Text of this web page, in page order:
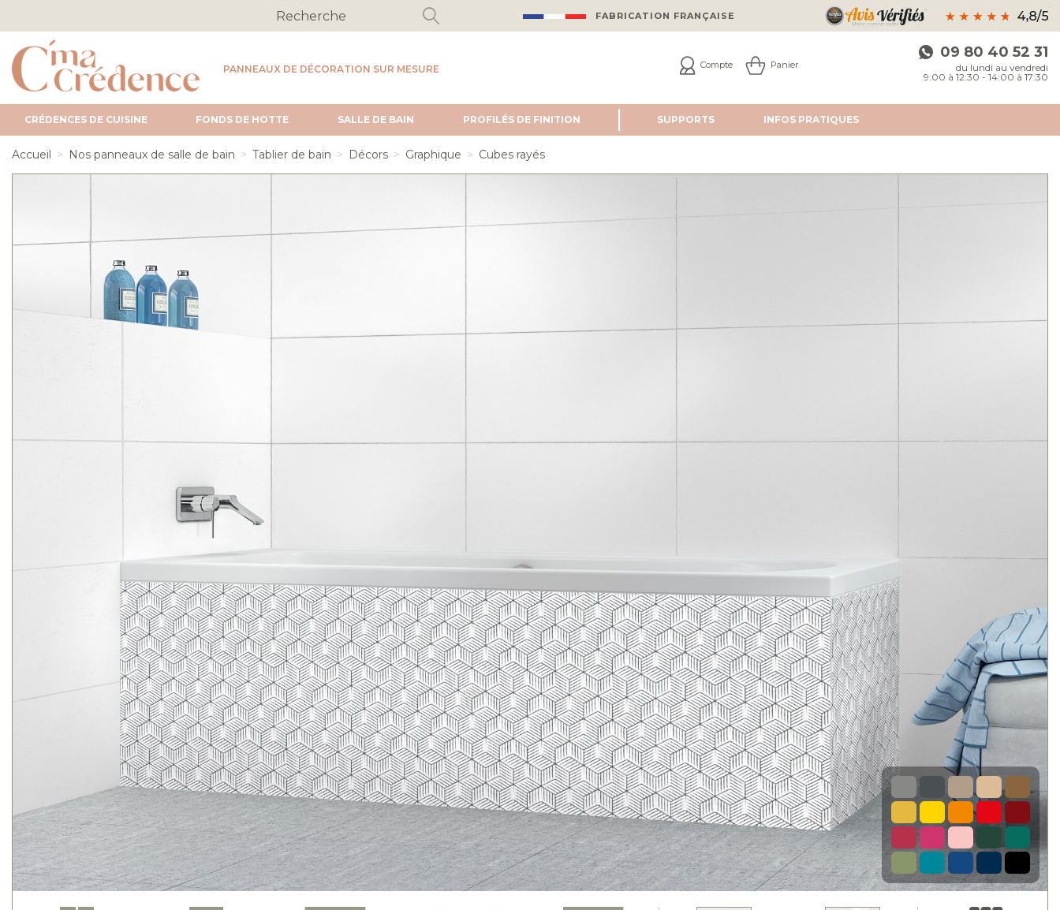
FABRICATION FRANÇAISE
PANNEAUX DE DÉCORATION SUR MESURE Compte Panier
09 80 40 52 31
du lundi au vendredi
9:00 à 12:30 - 14:00 à 17:30
CRÉDENCES DE CUISINE FONDS DE HOTTE SALLE DE BAIN PROFILÉS DE FINITION SUPPORTS INFOSPRATIQUES
Accueil Nos panneaux de salle de bain Tablier de bain Décors Graphique Cubes rayés